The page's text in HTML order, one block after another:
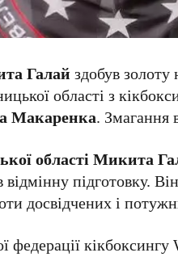
Галай здобув золоту
області з
Макаренка. Змагання
областіМикита
підготовку.
досвідчених і
федерації